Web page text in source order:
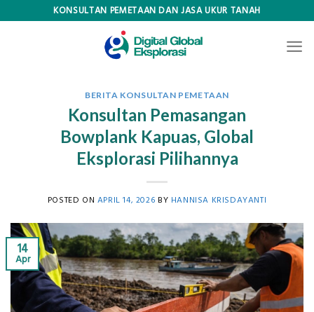
KONSULTAN PEMETAAN DAN JASA UKUR TANAH
BERITA KONSULTAN PEMETAAN
Konsultan Pemasangan
Bowplank Kapuas, Global
Eksplorasi Pilihannya
POSTED ON APRIL 14, 2026 BY HANNISA KRISDAYANTI
14
Apr